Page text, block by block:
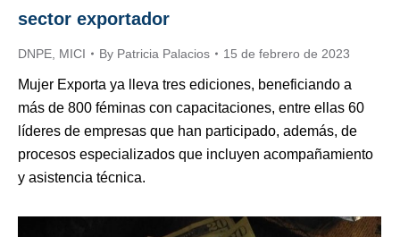
sector exportador
DNPE, MICI By Patricia Palacios 15 de febrero de 2023
Mujer Exporta ya lleva tres ediciones, beneficiando a
más de 800 féminas con capacitaciones, entre ellas 60
líderes de empresas que han participado, además, de
procesos especializados que incluyen acompañamiento
y asistencia técnica.